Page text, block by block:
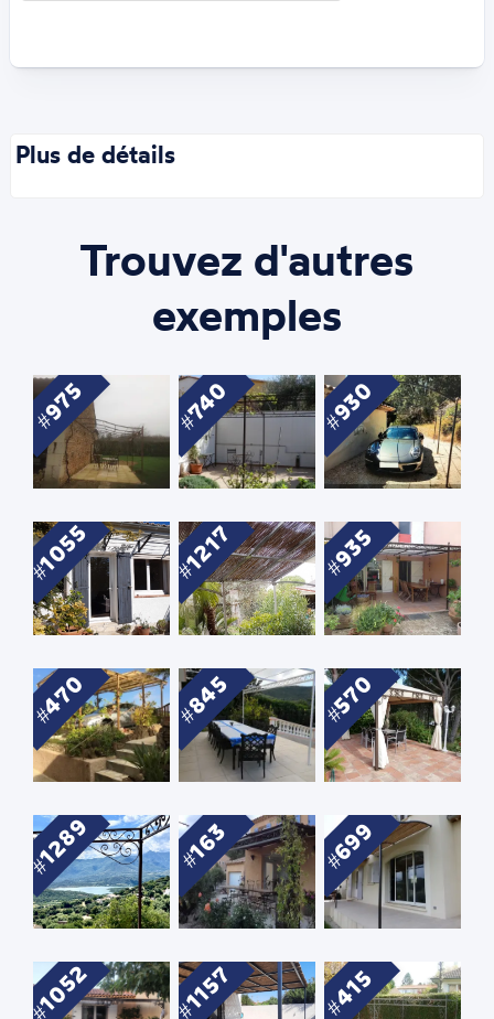
Plus de détails
Trouvez d'autres
exemples
975 740 930
1055 1217 935
470 845 570
1289 163 699
1052 1157 415